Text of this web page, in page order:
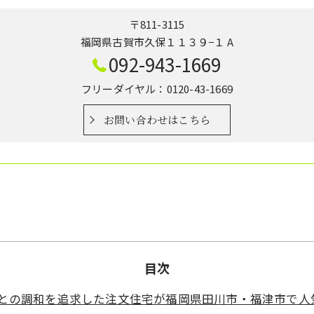
〒811-3115
福岡県古賀市久保１１３９−１ A
092-943-1669
フリーダイヤル：0120-43-1669
お問い合わせはこちら
目次
の調和を追求した注文住宅が福岡県田川市・福津市で